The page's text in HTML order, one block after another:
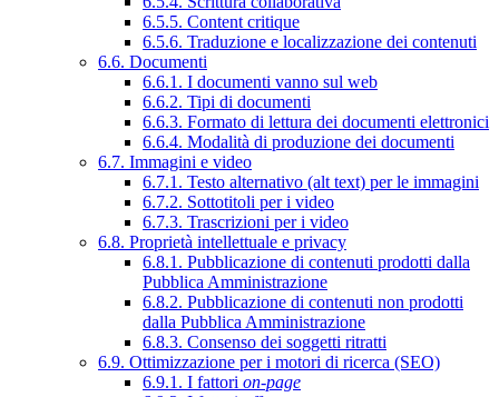
6.5.5. Content critique
6.5.6. Traduzione e localizzazione dei contenuti
6.6. Documenti
6.6.1. I documenti vanno sul web
6.6.2. Tipi di documenti
6.6.3. Formato di lettura dei documenti elettronici
6.6.4. Modalità di produzione dei documenti
6.7. Immagini e video
6.7.1. Testo alternativo (alt text) per le immagini
6.7.2. Sottotitoli per i video
6.7.3. Trascrizioni per i video
6.8. Proprietà intellettuale e privacy
6.8.1. Pubblicazione di contenuti prodotti dalla
Pubblica Amministrazione
6.8.2. Pubblicazione di contenuti non prodotti
dalla Pubblica Amministrazione
6.8.3. Consenso dei soggetti ritratti
6.9. Ottimizzazione per i motori di ricerca (SEO)
6.9.1. I fattori on-page